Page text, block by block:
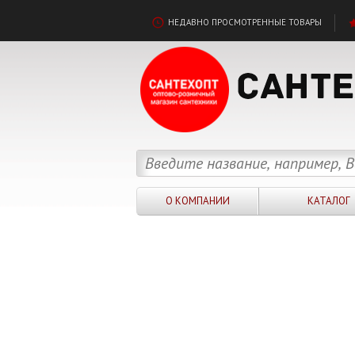
НЕДАВНО ПРОСМОТРЕННЫЕ ТОВАРЫ
О КОМПАНИИ КАТАЛОГ